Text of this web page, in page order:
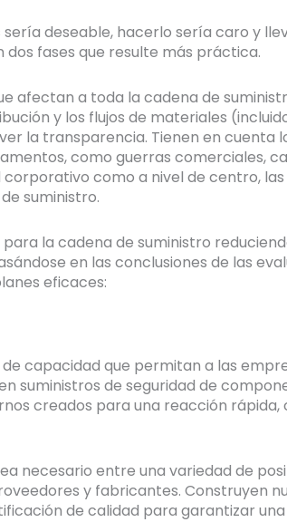
deseable, hacerlo sería caro y
fases que resulte más práctica.
afectan a toda la cadena de
y los flujos de materiales
la transparencia. Tienen en cuenta
como guerras comerciales,
como a nivel de centro,
suministro.
la cadena de suministro
en las conclusiones de las
eficaces:
capacidad que permitan a las
suministros de seguridad de
creados para una reacción
necesario entre una variedad de
y fabricantes. Construyen
de calidad para garantizar